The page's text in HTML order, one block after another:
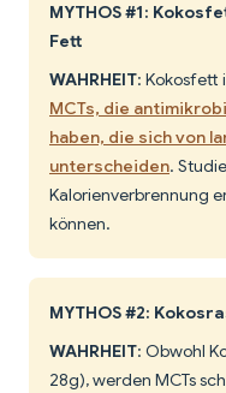
MYTHOS #1:
Fett
WAHRHEIT: Kokosfett
MCTs, die
haben, die sich von
unterscheiden.
Kalorienverbrennung
können.
MYTHOS #2:
WAHRHEIT: Obwohl
28g), werden MCTs